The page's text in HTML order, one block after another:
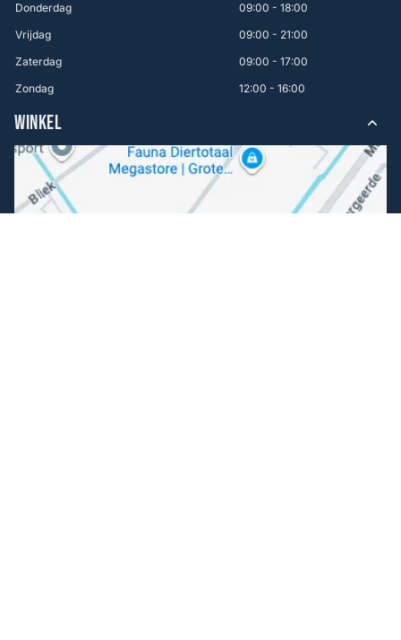
Donderdag
09:00 - 18:00
Vrijdag
09:00 - 21:00
Zaterdag
09:00 - 17:00
Zondag
12:00 - 16:00
WINKEL